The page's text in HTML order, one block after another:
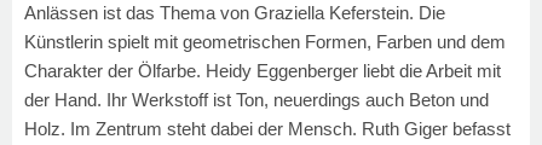
Anlässen ist das Thema von Graziella Keferstein. Die
Künstlerin spielt mit geometrischen Formen, Farben und dem
Charakter der Ölfarbe. Heidy Eggenberger liebt die Arbeit mit
der Hand. Ihr Werkstoff ist Ton, neuerdings auch Beton und
Holz. Im Zentrum steht dabei der Mensch. Ruth Giger befasst